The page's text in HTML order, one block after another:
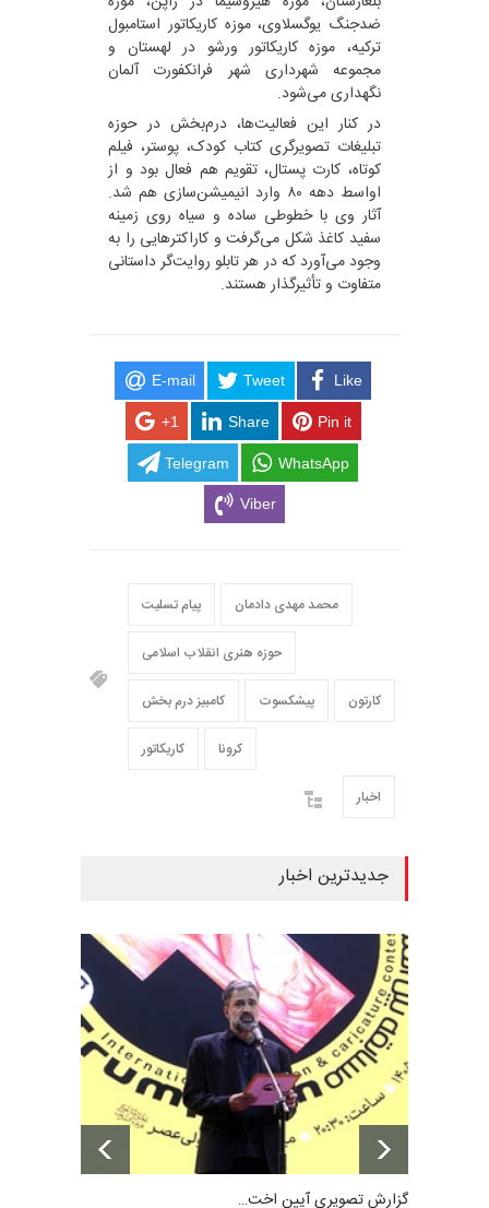
ضدجنگ یوگسلاوی، موزه کاریکاتور استامبول
ترکیه، موزه کاریکاتور ورشو در لهستان و
مجموعه شهرداری شهر فرانکفورت آلمان
نگهداری می‌شود.
در کنار این فعالیت‌ها، درم‌بخش در حوزه
تبلیغات تصویرگری کتاب کودک، پوستر، فیلم
کوتاه، کارت پستال، تقویم هم فعال بود و از
اواسط دهه ۸۰ وارد انیمیشن‌سازی هم شد.
آثار وی با خطوطی ساده و سیاه روی زمینه
سفید کاغذ شکل می‌گرفت و کاراکترهایی را به
وجود می‌آورد که در هر تابلو روایت‌گر داستانی
متفاوت و تأثیرگذار هستند.
E-mail Tweet Like
+1 Share Pin it
Telegram WhatsApp
Viber
پیام تسلیت محمد مهدی دادمان
حوزه هنری انقلاب اسلامی
کامبیز درم بخش پیشکسوت کارتون
کاریکاتور کرونا
اخبار
جدیدترین اخبار
گزارش تصویری آیین اخت…